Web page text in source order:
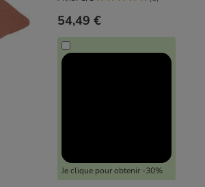
54,49 €
Je clique pour obtenir -30%